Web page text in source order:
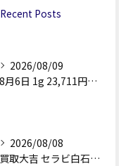
Recent Posts
2026/08/09
8月6日 1g 23,711円で見る金・貴金属買取
2026/08/08
買取大吉 セラビ白石店の金買取、査定理由が見える安心感